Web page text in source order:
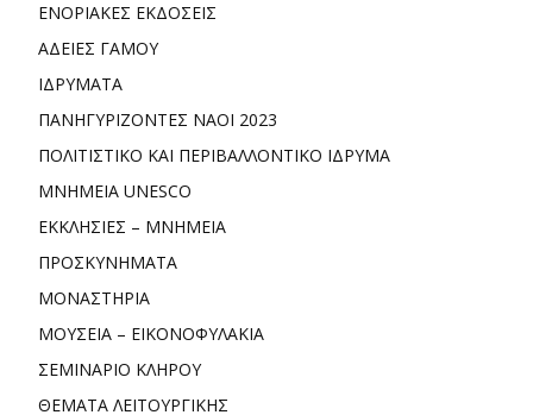
ΕΝΟΡΙΑΚΕΣ ΕΚΔΟΣΕΙΣ
ΑΔΕΙΕΣ ΓΑΜΟΥ
ΙΔΡΥΜΑΤΑ
ΠΑΝΗΓΥΡΙΖΟΝΤΕΣ ΝΑΟΙ 2023
ΠΟΛΙΤΙΣΤΙΚΟ ΚΑΙ ΠΕΡΙΒΑΛΛΟΝΤΙΚΟ ΙΔΡΥΜΑ
ΜΝΗΜΕΙΑ UNESCO
ΕΚΚΛΗΣΙΕΣ – ΜΝΗΜΕΙΑ
ΠΡΟΣΚΥΝΗΜΑΤΑ
ΜΟΝΑΣΤΗΡΙΑ
ΜΟΥΣΕΙΑ – ΕΙΚΟΝΟΦΥΛΑΚΙΑ
ΣΕΜΙΝΑΡΙΟ ΚΛΗΡΟΥ
ΘΕΜΑΤΑ ΛΕΙΤΟΥΡΓΙΚΗΣ